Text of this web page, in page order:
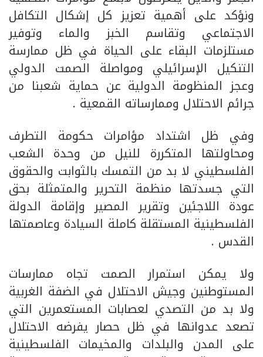
ونؤكد على أهمية تعزيز كل إشكال التكافل
الاجتماعي وتقاسم الخبز والماء وتوفير
مستلزمات البقاء على الحياة في ظل ممارسة
التنكيل الإسرائيلي ومواصلة الصمت الدولي
وعجز المنظومة الدولية عن حماية شعبنا من
جرائم الاحتلال وممارساته القمعية .
وفي ظل اشتداد مؤامرات حكومة التطرف
ومحاولتها المتكررة للنيل من وحدة الشعب
الفلسطيني لا بد من التمسك بالثوابت والحقوق
التي جسدتها منظمة التحرير والمتمثلة بحق
عودة اللاجئين وتقرير المصير وإقامة الدولة
الفلسطينية المستقلة كاملة السيادة وعاصمتها
القدس .
ولا يمكن استمرار الصمت تجاه ممارسات
المستوطنين وجيش الاحتلال في الضفة الغربية
ولا بد من التصدي لعصابات المستعمرين التي
تصعد عدوانها في ظل حصار يفرضه الاحتلال
على المدن والبلدات والمخيمات الفلسطينية